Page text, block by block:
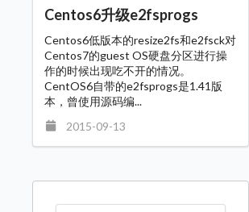
Centos6升级e2fsprogs
Centos6低版本的resize2fs和e2fsck对
Centos7的guest OS硬盘分区进行操
作的时候出现吃不开的情况。
CentOS6自带的e2fsprogs是1.41版
本，曾使用源码编...
2015-09-13